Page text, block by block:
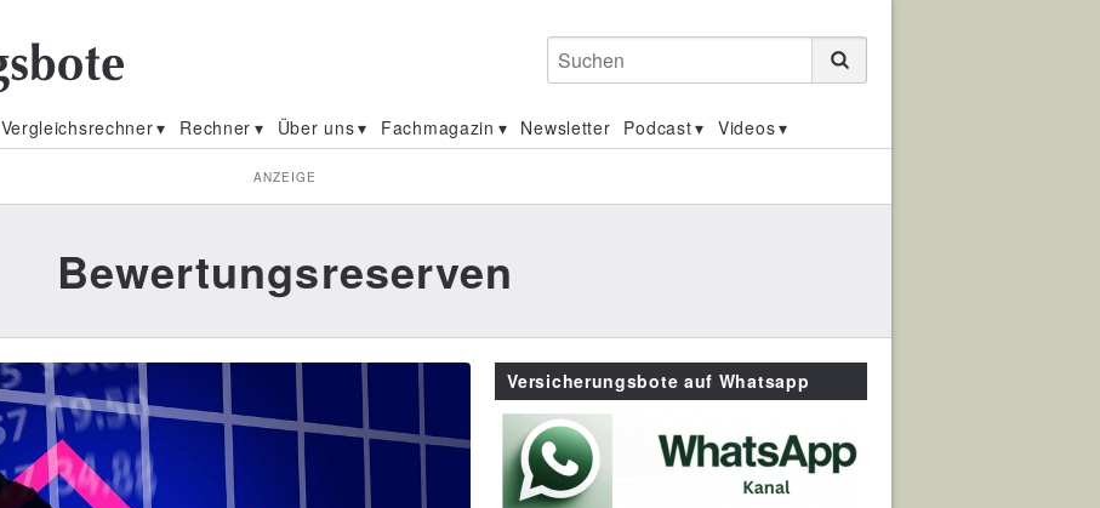
Suchen
Vergleichsrechner Rechner Über uns Fachmagazin Newsletter Podcast Videos
ANZEIGE
Bewertungsreserven
Versicherungsbote auf Whatsapp